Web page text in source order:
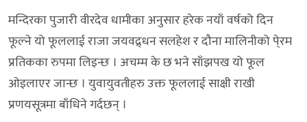
मन्दिरका पुजारी वीरदेव धामीका अनुसार हरेक नयाँ वर्षको दिन
फूल्ने यो फूललाई राजा जयवद्र्धन सलहेश र दौना मालिनीको पे्रम
प्रतिकका रुपमा लिइन्छ । अचम्म के छ भने साँझपख यो फूल
ओइलाएर जान्छ । युवायुवतीहरु उक्त फूललाई साक्षी राखी
प्रणयसूत्रमा बाँधिने गर्दछन् ।